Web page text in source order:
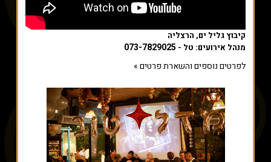
קיבוץ גליל ים, הרצליה
מנהל אירועים: טל - 073-7829025
לפרטים נוספים והשארת פרטים »